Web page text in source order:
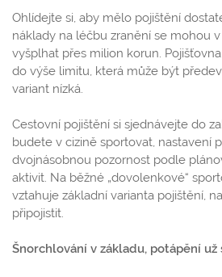
Ohlídejte si, aby mělo pojištění
náklady na léčbu zranění se mohou
vyšplhat přes milion korun.
do výše limitu, která může být
variant nízká.
Cestovní pojištění si sjednávejte do
budete v cizině sportovat, nastavení
dvojnásobnou pozornost podle
aktivit. Na běžné „dovolenkové“
vztahuje základní varianta pojištění,
připojistit.
Šnorchlování v základu, potápění